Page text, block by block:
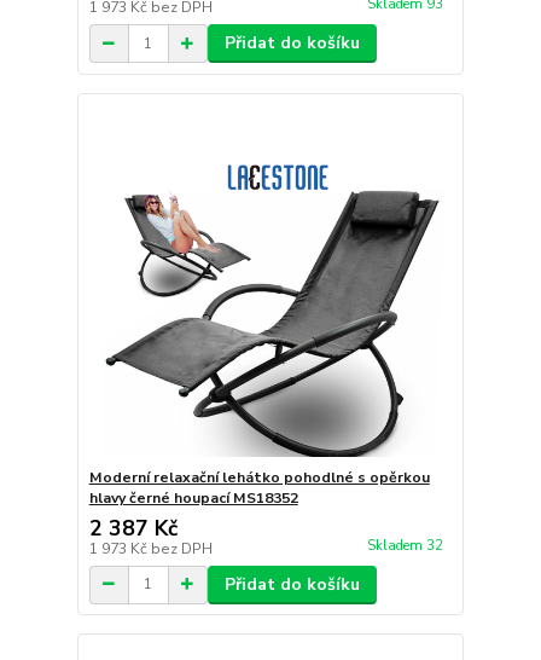
1 973 Kč bez DPH Skladem 93
Přidat do košíku
Moderní relaxační lehátko pohodlné s opěrkou
hlavy černé houpací MS18352
2 387 Kč
1 973 Kč bez DPH Skladem 32
Přidat do košíku